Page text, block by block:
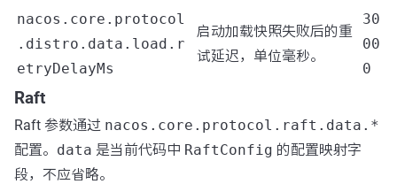
nacos.core.protocol
.distro.data.load.r
etryDelayMs
启动加载快照失败后的重
试延迟，单位毫秒。
30
00
0
Raft
Raft 参数通过 nacos.core.protocol.raft.data.*
配置。 data 是当前代码中 RaftConfig 的配置映射字
段，不应省略。